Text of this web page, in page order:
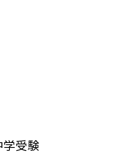
学受験